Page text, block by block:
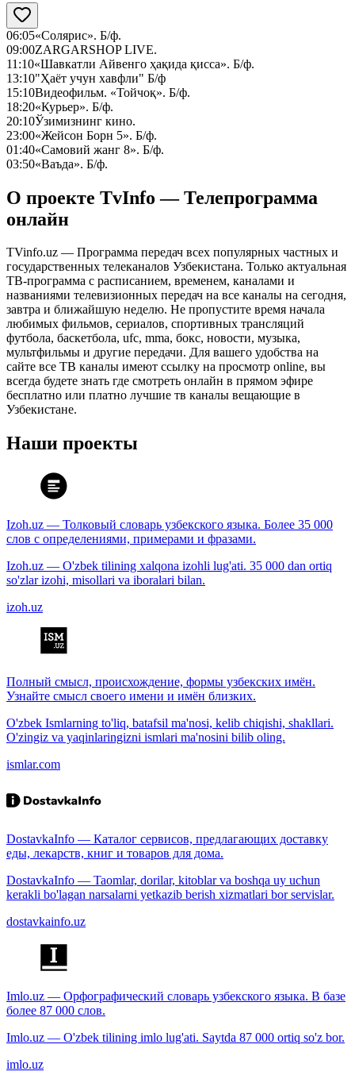
06:05«Солярис». Б/ф.
09:00ZARGARSHOP LIVE.
11:10«Шавкатли Айвенго ҳақида қисса». Б/ф.
13:10"Ҳаёт учун хавфли" Б/ф
15:10Видеофильм. «Тойчоқ». Б/ф.
18:20«Курьер». Б/ф.
20:10Ўзимизнинг кино.
23:00«Жейсон Борн 5». Б/ф.
01:40«Самовий жанг 8». Б/ф.
03:50«Ваъда». Б/ф.
О проекте TvInfo — Телепрограмма
онлайн
TVinfo.uz — Программа передач всех популярных частных и
государственных телеканалов Узбекистана. Только актуальная
ТВ-программа с расписанием, временем, каналами и
названиями телевизионных передач на все каналы на сегодня,
завтра и ближайшую неделю. Не пропустите время начала
любимых фильмов, сериалов, спортивных трансляций
футбола, баскетбола, ufc, mma, бокс, новости, музыка,
мультфильмы и другие передачи. Для вашего удобства на
сайте все ТВ каналы имеют ссылку на просмотр online, вы
всегда будете знать где смотреть онлайн в прямом эфире
бесплатно или платно лучшие тв каналы вещающие в
Узбекистане.
Наши проекты
Izoh.uz — Толковый словарь узбекского языка. Более 35 000
слов с определениями, примерами и фразами.
Izoh.uz — O'zbek tilining xalqona izohli lug'ati. 35 000 dan ortiq
so'zlar izohi, misollari va iboralari bilan.
izoh.uz
Полный смысл, происхождение, формы узбекских имён.
Узнайте смысл своего имени и имён близких.
O'zbek Ismlarning to'liq, batafsil ma'nosi, kelib chiqishi, shakllari.
O'zingiz va yaqinlaringizni ismlari ma'nosini bilib oling.
ismlar.com
DostavkaInfo — Каталог сервисов, предлагающих доставку
еды, лекарств, книг и товаров для дома.
DostavkaInfo — Taomlar, dorilar, kitoblar va boshqa uy uchun
kerakli bo'lagan narsalarni yetkazib berish xizmatlari bor servislar.
dostavkainfo.uz
Imlo.uz — Орфографический словарь узбекского языка. В базе
более 87 000 слов.
Imlo.uz — O'zbek tilining imlo lug'ati. Saytda 87 000 ortiq so'z bor.
imlo.uz